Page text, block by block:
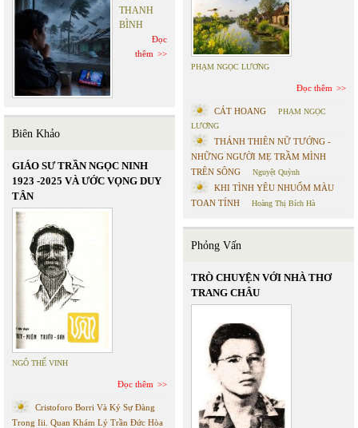
THANH
BÌNH
Đọc
thêm
Biên Khảo
GIÁO SƯ TRẦN NGỌC NINH
1923 -2025 VÀ ƯỚC VỌNG DUY
TÂN
NGÔ THẾ VINH
Đọc thêm
Cristoforo Borri Và Ký Sự Đàng
Trong Iii. Quan Khám Lý Trần Đức Hòa
PHẠM NGỌC LƯƠNG
Đọc thêm
CÁT HOANG
PHẠM NGỌC
LƯƠNG
THÁNH THIÊN NỮ TƯỚNG -
NHỮNG NGƯỜI MẸ TRẦM MÌNH
TRÊN SÔNG
Nguyệt Quỳnh
KHI TÌNH YÊU NHUỐM MÀU
TOAN TÍNH
Hoàng Thị Bích Hà
Phỏng Vấn
TRÒ CHUYỆN VỚI NHÀ THƠ
TRANG CHÂU